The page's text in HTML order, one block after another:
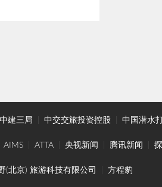
中建三局 中交交旅投资控股 中国潜水
AIMS ATTA 央视新闻 腾讯新闻
(北京) 旅游科技有限公司 方程豹